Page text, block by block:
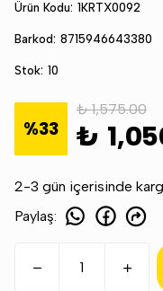
Ürün Kodu: 1KRTX0092
Barkod: 8715946643380
Stok: 10
%33
₺ 1,575.00
₺
2-3 gün içerisinde
Paylaş: